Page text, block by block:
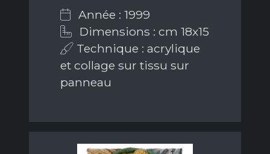
Année : 1999
Dimensions : cm 18x15
Technique : acrylique
et collage sur tissu sur
panneau